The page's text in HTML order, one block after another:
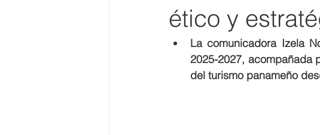
ético y
La comunicadora Izela
2025-2027, acompañada
del turismo panameño